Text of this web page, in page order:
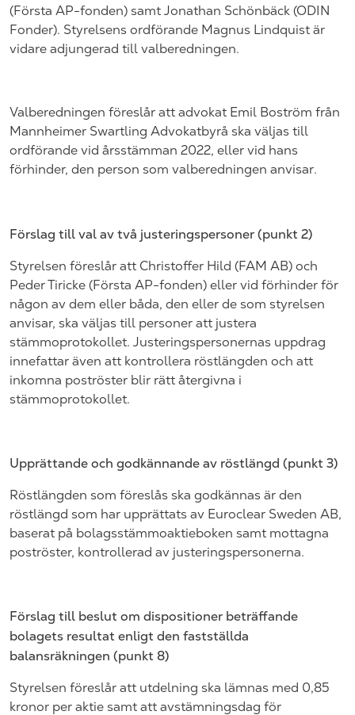
(Första AP-fonden) samt Jonathan Schönbäck (ODIN
Fonder). Styrelsens ordförande Magnus Lindquist är
vidare adjungerad till valberedningen.
Valberedningen föreslår att advokat Emil Boström från
Mannheimer Swartling Advokatbyrå ska väljas till
ordförande vid årsstämman 2022, eller vid hans
förhinder, den person som valberedningen anvisar.
Förslag till val av två justeringspersoner (punkt 2)
Styrelsen föreslår att Christoffer Hild (FAM AB) och
Peder Tiricke (Första AP-fonden) eller vid förhinder för
någon av dem eller båda, den eller de som styrelsen
anvisar, ska väljas till personer att justera
stämmoprotokollet. Justeringspersonernas uppdrag
innefattar även att kontrollera röstlängden och att
inkomna poströster blir rätt återgivna i
stämmoprotokollet.
Upprättande och godkännande av röstlängd (punkt 3)
Röstlängden som föreslås ska godkännas är den
röstlängd som har upprättats av Euroclear Sweden AB,
baserat på bolagsstämmoaktieboken samt mottagna
poströster, kontrollerad av justeringspersonerna.
Förslag till beslut om dispositioner beträffande
bolagets resultat enligt den fastställda
balansräkningen (punkt 8)
Styrelsen föreslår att utdelning ska lämnas med 0,85
kronor per aktie samt att avstämningsdag för